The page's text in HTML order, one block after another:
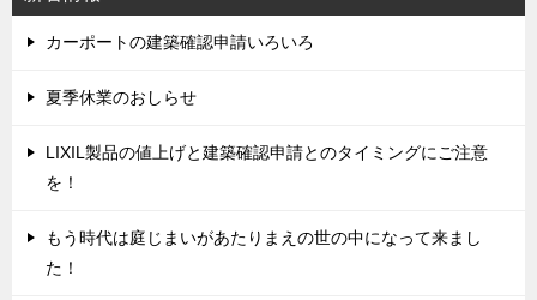
ン
カーポートの建築確認申請いろいろ
夏季休業のおしらせ
LIXIL製品の値上げと建築確認申請とのタイミングにご注意
を！
もう時代は庭じまいがあたりまえの世の中になって来まし
た！